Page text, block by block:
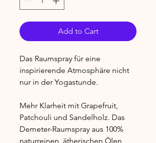
Add to Cart
Das Raumspray für eine
inspirierende Atmosphäre nicht
nur in der Yogastunde.
Mehr Klarheit mit Grapefruit,
Patchouli und Sandelholz. Das
Demeter-Raumspray aus 100%
naturreinen, ätherischen Ölen